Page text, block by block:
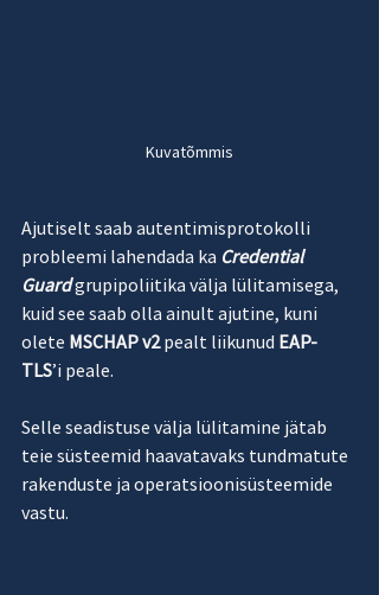
Kuvatõmmis
Ajutiselt saab autentimisprotokolli
probleemi lahendada ka Credential
Guard grupipoliitika välja lülitamisega,
kuid see saab olla ainult ajutine, kuni
olete MSCHAP v2 pealt liikunud EAP-
TLS’i peale.
Selle seadistuse välja lülitamine jätab
teie süsteemid haavatavaks tundmatute
rakenduste ja operatsioonisüsteemide
vastu.